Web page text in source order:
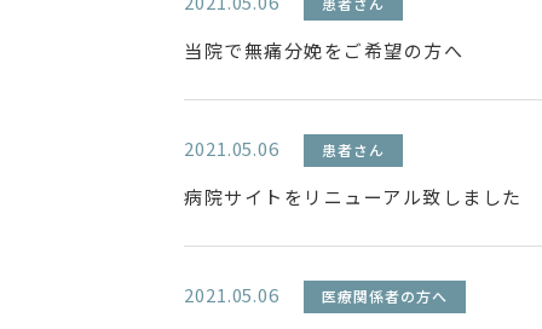
当院で無痛分娩をご希望の方へ
2021.05.06 患者さん
病院サイトをリニューアル致しました
2021.05.06 医療関係者の方へ